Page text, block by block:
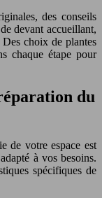
des conseils
devant accueillant,
choix de plantes
chaque étape pour
du
de votre espace est
à vos besoins.
spécifiques de